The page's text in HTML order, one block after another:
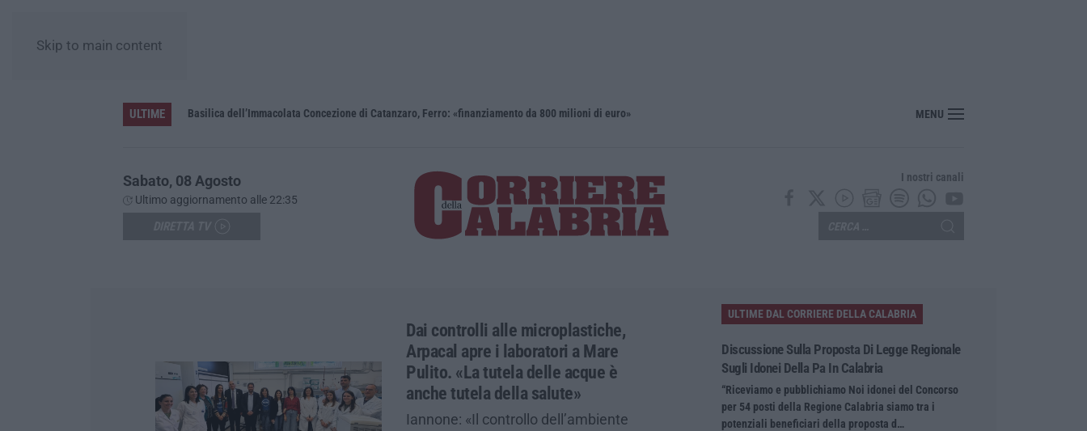
Skip to main content
ULTIME Basilica dell’Immacolata Concezione di Catanzaro, Ferro: «finanziamento da 800 milioni di euro» Renzi: «Conte? Sarebbe delittuoso vannaccizzare la coalizione»
MENU
Sabato, 08 Agosto
Ultimo aggiornamento alle 22:35
I nostri canali
Dai controlli alle microplastiche,
Arpacal apre i laboratori a Mare
Pulito. «La tutela delle acque è
anche tutela della salute»
Iannone: «Il controllo dell’ambiente
ULTIME DAL CORRIERE DELLA CALABRIA
Discussione Sulla Proposta Di Legge Regionale
Sugli Idonei Della Pa In Calabria
“Riceviamo e pubblichiamo Noi idonei del Concorso
per 54 posti della Regione Calabria siamo tra i
potenziali beneficiari della proposta d…